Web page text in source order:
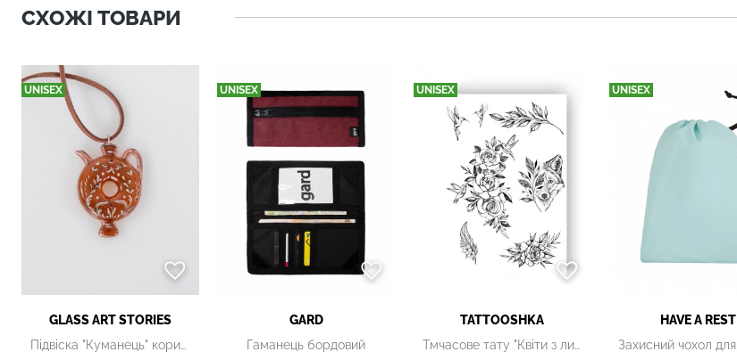
СХОЖІ ТОВАРИ
UNISEX
GLASS ART STORIES
Підвіска "Куманець" коричнева скляна
UNISEX
GARD
Гаманець бордовий
UNISEX
TATTOOSHKA
Тмчасове тату "Квіти з лисичкою"
UNISEX
HAVE A REST